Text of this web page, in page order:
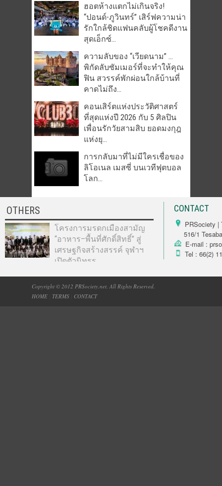
ฮอตห้างแตกไม่เกินจริง!
“ปอนด์-ภูวินทร์” เสิร์ฟความน่า
รักใกล้ชิดแฟนคลับผู้โชคดีงาน
สุดเอ็กซ์...
ความลับของ “เวียดนาม” …
พิกัดลับซัมเมอร์ที่จะทำให้คุณ
ฟิน สวรรค์พักผ่อนใกล้บ้านที่
คาดไม่ถึง...
คอนเสิร์ตแห่งประวัติศาสตร์
ที่สุดแห่งปี 2026 กับ 5 ศิลปิน
เพื่อนรักวัยสามสิบ ยอดมงกุฎ
แห่งยุ...
การกลับมาที่ไม่มีใครเชื่อของ
ลิโอเนล เมสซี่ บนเวทีฟุตบอล
โลก...
OTHERS
โครงการมรดกเมืองสามัญ
“อาหาร–พื้นที่ศักดิ์สิทธิ์” สู่
เศรษฐกิจสร้างสรรค์ จุฬาฯ
เปิดตัวนิทรร...
CONTACT
PRSociety |
516/1
E-mail :
Tel : 66(2)
Copyright © 2012 PRSociety.net. All Rights Reserved.
HOME
TERMS CONTACT